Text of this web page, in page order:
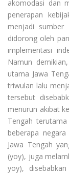
akomodasi dan
penerapan
menjadi sumber
didorong oleh
implementasi
Namun
utama Jawa
triwulan lalu
tersebut
menurun akibat
Tengah
beberapa
Jawa Tengah
(yoy), juga
yoy),